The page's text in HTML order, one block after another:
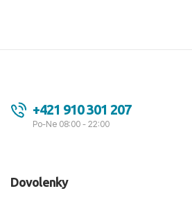
+421 910 301 207
Po-Ne 08:00 - 22:00
Dovolenky